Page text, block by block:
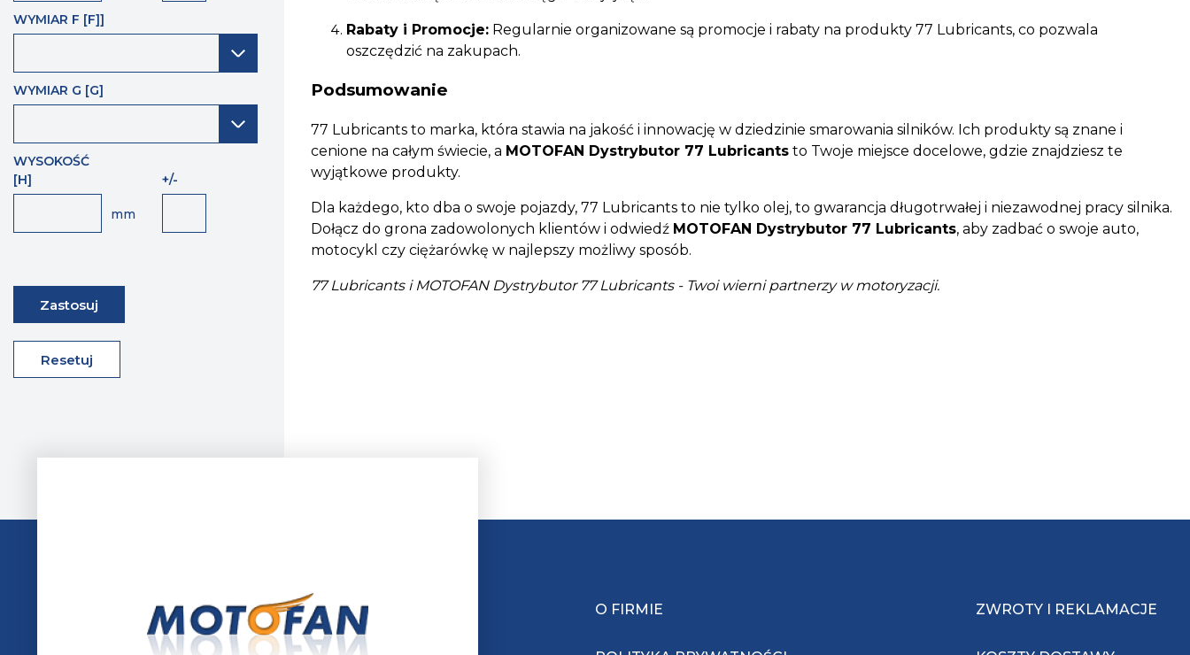
WYMIAR F [F]]
WYMIAR G [G]
WYSOKOŚĆ
[H]
mm
+/-
Zastosuj
Resetuj
Rabaty i Promocje: Regularnie organizowane są promocje i rabaty na produkty 77 Lubricants, co pozwala
oszczędzić na zakupach.
Podsumowanie
77 Lubricants to marka, która stawia na jakość i innowację w dziedzinie smarowania silników. Ich produkty są znane i
cenione na całym świecie, a MOTOFAN Dystrybutor 77 Lubricants to Twoje miejsce docelowe, gdzie znajdziesz te
wyjątkowe produkty.
Dla każdego, kto dba o swoje pojazdy, 77 Lubricants to nie tylko olej, to gwarancja długotrwałej i niezawodnej pracy silnika.
Dołącz do grona zadowolonych klientów i odwiedź MOTOFAN Dystrybutor 77 Lubricants, aby zadbać o swoje auto,
motocykl czy ciężarówkę w najlepszy możliwy sposób.
77 Lubricants i MOTOFAN Dystrybutor 77 Lubricants - Twoi wierni partnerzy w motoryzacji.
O FIRMIE ZWROTY I REKLAMACJE